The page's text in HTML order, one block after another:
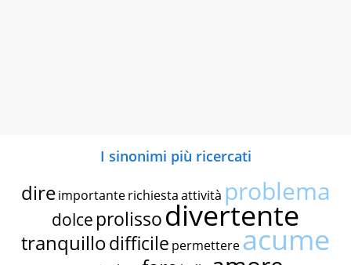
I sinonimi più ricercati
dire importante richiestaattività problema
dolce prolissodivertente
tranquillodifficile permettereacume